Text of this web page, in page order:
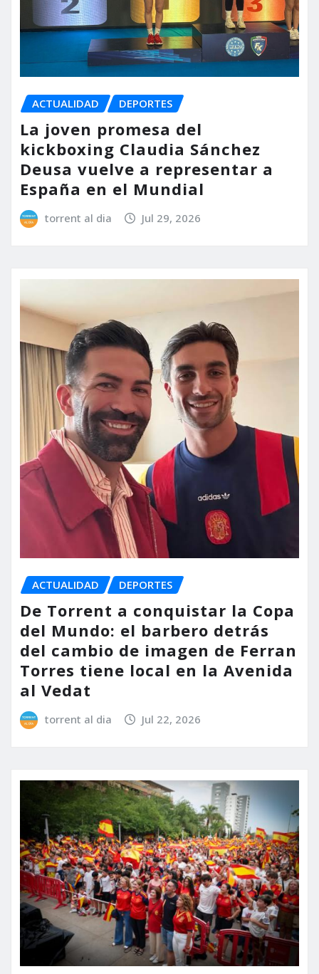
ACTUALIDAD DEPORTES
La joven promesa del
kickboxing Claudia Sánchez
Deusa vuelve a representar a
España en el Mundial
torrent al dia Jul 29, 2026
ACTUALIDAD DEPORTES
De Torrent a conquistar la Copa
del Mundo: el barbero detrás
del cambio de imagen de Ferran
Torres tiene local en la Avenida
al Vedat
torrent al dia Jul 22, 2026